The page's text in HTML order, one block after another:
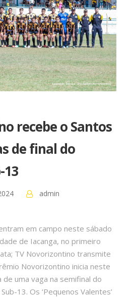
recebe o Santos
de final do
13
admin
em campo neste sábado
de Iacanga, no primeiro
TV Novorizontino transmite
Novorizontino inicia neste
uma vaga na semifinal do
13. Os ‘Pequenos Valentes’